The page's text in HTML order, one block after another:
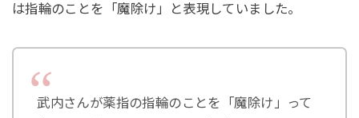
は指輪のことを「魔除け」と表現していました。
武内さんが薬指の指輪のことを「魔除け」って